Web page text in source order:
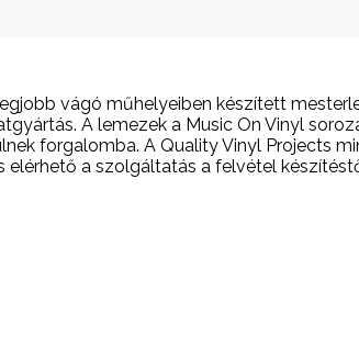
vágó műhelyeiben készített
A lemezek a Music On Vinyl
forgalomba. A Quality Vinyl Projects
a szolgáltatás a felvétel